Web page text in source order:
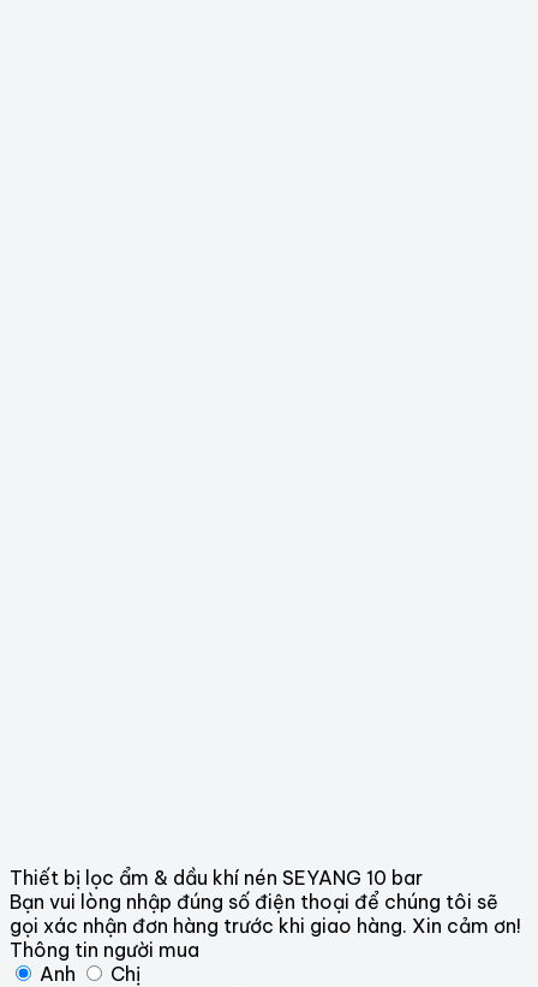
Thiết bị lọc ẩm & dầu khí nén SEYANG 10 bar
Bạn vui lòng nhập đúng số điện thoại để chúng tôi sẽ
gọi xác nhận đơn hàng trước khi giao hàng. Xin cảm ơn!
Thông tin người mua
Anh
Chị